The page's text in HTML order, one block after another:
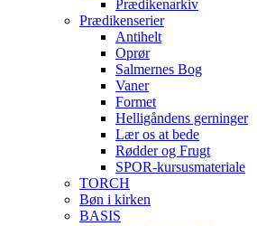
Prædikenarkiv
Prædikenserier
Antihelt
Oprør
Salmernes Bog
Vaner
Formet
Helligåndens gerninger
Lær os at bede
Rødder og Frugt
SPOR-kursusmateriale
TORCH
Bøn i kirken
BASIS